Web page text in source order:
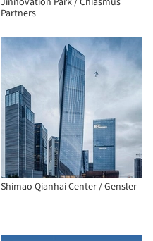
Partners
Shimao Qianhai Center / Gensler